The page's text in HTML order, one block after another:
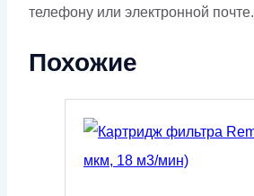
телефону или электронной почте.
Похожие